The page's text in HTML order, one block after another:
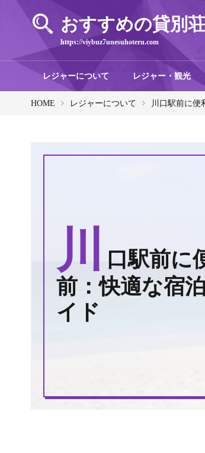
おすすめの貸別
https://viybuz7unesuhoteru.com
レジャーについて レジャー・観光
HOME レジャーについて 川口駅前に便
川
口駅前に
前：快適な宿
イド